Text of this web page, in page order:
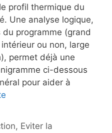
profil thermique du
Une analyse logique,
programme (grand
ou non, large
permet déjà une
ci-dessous
pour aider à
, Eviter la